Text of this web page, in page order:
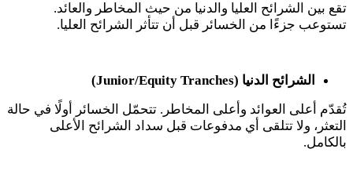
تقع بين الشرائح العليا والدنيا من حيث المخاطر والعائد.
تستوعب جزءًا من الخسائر قبل أن تتأثر الشرائح العليا.
الشرائح الدنيا (Junior/Equity Tranches)
تُقدّم أعلى العوائد وأعلى المخاطر. تتحمّل الخسائر أولًا في حالة
التعثر، ولا تتلقى أي مدفوعات قبل سداد الشرائح الأعلى
بالكامل.